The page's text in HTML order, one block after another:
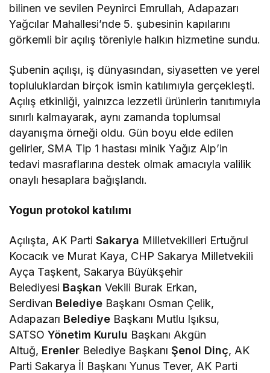
bilinen ve sevilen Peynirci Emrullah, Adapazarı
Yağcılar Mahallesi’nde 5. şubesinin kapılarını
görkemli bir açılış töreniyle halkın hizmetine sundu.
Şubenin açılışı, iş dünyasından, siyasetten ve yerel
topluluklardan birçok ismin katılımıyla gerçekleşti.
Açılış etkinliği, yalnızca lezzetli ürünlerin tanıtımıyla
sınırlı kalmayarak, aynı zamanda toplumsal
dayanışma örneği oldu. Gün boyu elde edilen
gelirler, SMA Tip 1 hastası minik Yağız Alp’in
tedavi masraflarına destek olmak amacıyla valilik
onaylı hesaplara bağışlandı.
Yogun protokol katılımı
Açılışta, AK PartiSakarya Milletvekilleri Ertuğrul
Kocacık ve Murat Kaya, CHP Sakarya Milletvekili
Ayça Taşkent, Sakarya Büyükşehir
Belediyesi Başkan Vekili Burak Erkan,
Serdivan Belediye Başkanı Osman Çelik,
Adapazarı Belediye Başkanı Mutlu Işıksu,
SATSOYönetim Kurulu Başkanı Akgün
Altuğ, Erenler Belediye Başkanı Şenol Dinç, AK
Parti Sakarya İl Başkanı Yunus Tever, AK Parti